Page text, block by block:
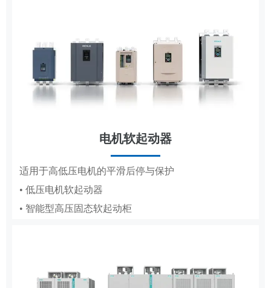
电机软起动器
适用于高低压电机的平滑后停与保护
• 低压电机软起动器
• 智能型高压固态软起动柜
成套电器
高低压成套配电柜体，适配工厂、电网、新能源多场
景配电
• 低压成套
传动控制
覆盖造纸、复卷、轧钢全场景传动控制系统
• 造纸机传动控制系统
• 复卷机传动控制系统
集装箱式储能系统
标准化集成储能，适配大型电站储能场景